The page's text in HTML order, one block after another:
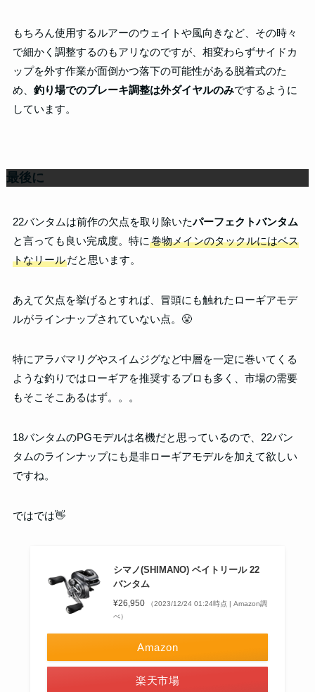
もちろん使用するルアーのウェイトや風向きなど、その時々
で細かく調整するのもアリなのですが、相変わらずサイドカ
ップを外す作業が面倒かつ落下の可能性がある脱着式のた
め、 釣り場でのブレーキ調整は外ダイヤルのみでするように
しています。
最後に
22バンタムは前作の欠点を取り除いたパーフェクトバンタム
と言っても良い完成度。特に 巻物メインのタックルにはベス
トなリールだと思います。
あえて欠点を挙げるとすれば、冒頭にも触れたローギアモデ
ルがラインナップされていない点。😤
特にアラバマリグやスイムジグなど中層を一定に巻いてくる
ような釣りではローギアを推奨するプロも多く、市場の需要
もそこそこあるはず。。。
18バンタムのPGモデルは名機だと思っているので、22バン
タムのラインナップにも是非ローギアモデルを加えて欲しい
ですね。
ではでは👋
シマノ(SHIMANO) ベイトリール 22
バンタム
¥26,950
（2023/12/24 01:24時点 | Amazon調
べ）
Amazon
楽天市場